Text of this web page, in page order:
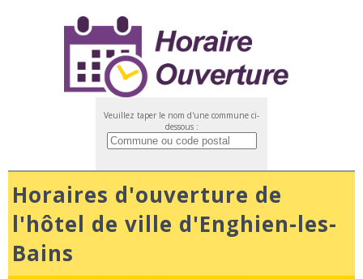
Veuillez taper le nom d'une commune ci-
dessous :
Horaires d'ouverture de
l'hôtel de ville d'Enghien-les-
Bains